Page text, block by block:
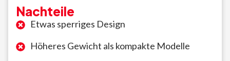
Nachteile
Etwas sperriges Design
Höheres Gewicht als kompakte Modelle